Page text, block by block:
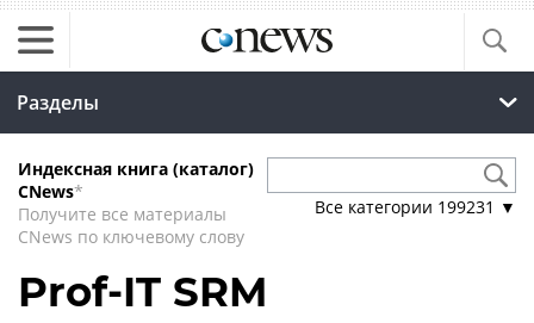
Разделы
Индексная книга (каталог)
CNews*
Получите все материалы
CNews по ключевому слову
Все категории 199231 ▼
Prof-IT SRM